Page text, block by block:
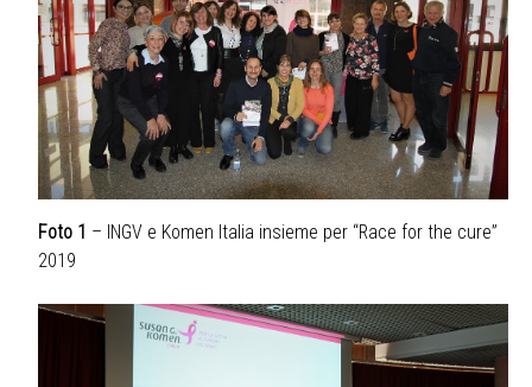
Foto 1 – INGV e Komen Italia insieme per “Race for the cure”
2019